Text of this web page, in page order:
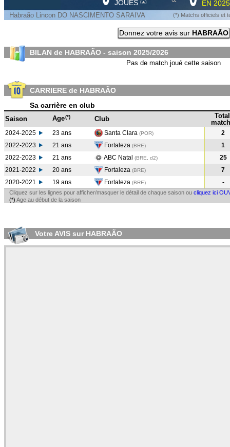
JOUES (*)
EN
Habraão Lincon DO NASCIMENTO SARAIVA (*) Matchs officiels et
Donnez votre avis sur HABRAÃO
BILAN de HABRAÃO - saison 2025/2026
Pas de match joué cette saison
CARRIERE de HABRAÃO
Sa carrière en club
Saison Age(*) Club
Total
2024-2025 23 ans Santa Clara (POR)
2
2022-2023
21 ans Fortaleza (BRE)
1
2022-2023
21 ans ABC Natal (BRE, d2)
25
2021-2022
20 ans Fortaleza (BRE)
7
2020-2021
19 ans Fortaleza (BRE) -
Cliquez sur les lignes pour afficher/masquer le détail de chaque saison ou cliquez ici
(*) Age au début de la saison
Votre AVIS sur HABRAÃO